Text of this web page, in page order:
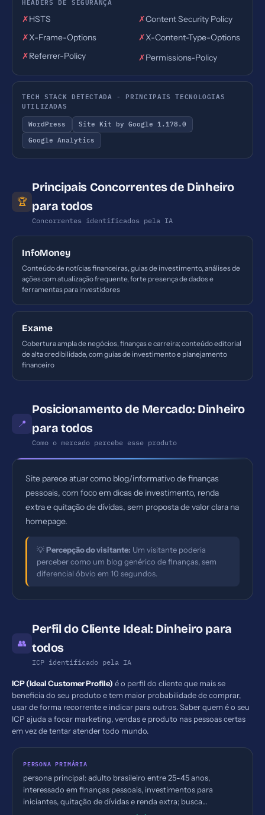
✗HSTS ✗Content Security Policy
✗X-Frame-Options ✗X-Content-Type-Options
✗Referrer-Policy ✗Permissions-Policy
TECH STACK DETECTADA - PRINCIPAIS TECNOLOGIAS
UTILIZADAS
WordPress
Site Kit by Google 1.178.0
Google Analytics
🏆
Principais Concorrentes de Dinheiro
para todos
Concorrentes identificados pela IA
InfoMoney
Conteúdo de notícias financeiras, guias de investimento, análises de
ações com atualização frequente, forte presença de dados e
ferramentas para investidores
Exame
Cobertura ampla de negócios, finanças e carreira; conteúdo editorial
de alta credibilidade, com guias de investimento e planejamento
financeiro
📍
Posicionamento de Mercado: Dinheiro
para todos
Como o mercado percebe esse produto
Site parece atuar como blog/informativo de finanças
pessoais, com foco em dicas de investimento, renda
extra e quitação de dívidas, sem proposta de valor clara na
homepage.
💡Percepção do visitante: Um visitante poderia
perceber como um blog genérico de finanças, sem
diferencial óbvio em 10 segundos.
👥
Perfil do Cliente Ideal: Dinheiro para
todos
ICP identificado pela IA
ICP (Ideal Customer Profile) é o perfil do cliente que mais se
beneficia do seu produto e tem maior probabilidade de comprar,
usar de forma recorrente e indicar para outros. Saber quem é o seu
ICP ajuda a focar marketing, vendas e produto nas pessoas certas
em vez de tentar atender todo mundo.
PERSONA PRIMÁRIA
persona principal: adulto brasileiro entre 25-45 anos,
interessado em finanças pessoais, investimentos para
iniciantes, quitação de dívidas e renda extra; busca